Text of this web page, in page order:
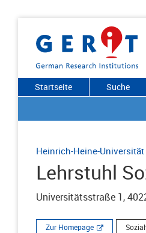
Startseite Suche
Heinrich-Heine-
Lehrstuhl
Universitätsstraße 1,
Zur Homepage